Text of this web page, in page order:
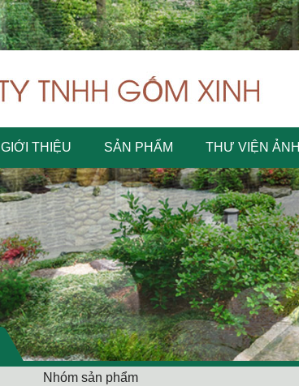
GIỚI THIỆU SẢN PHẨM THƯ VIỆN ẢNH
Nhóm sản phẩm